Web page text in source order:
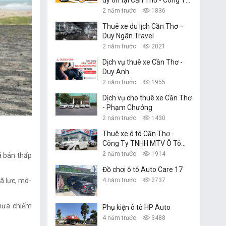
bán thấp
lực, mô-
chiếm
TNHH Dịch Vụ Du Lịch
2 năm trước 1836
Thuê xe du lịch Cần Thơ –
Duy Ngân Travel
2 năm trước 2021
Dịch vụ thuê xe Cần Thơ -
Duy Anh
2 năm trước 1955
Dịch vụ cho thuê xe Cần Thơ
- Phạm Chưởng
2 năm trước 1430
Thuê xe ô tô Cần Thơ -
Công Ty TNHH MTV Ô Tô
Trường Dũng
2 năm trước 1914
Đồ chơi ô tô Auto Care 17
4 năm trước 2737
Phụ kiện ô tô HP Auto
4 năm trước 3488